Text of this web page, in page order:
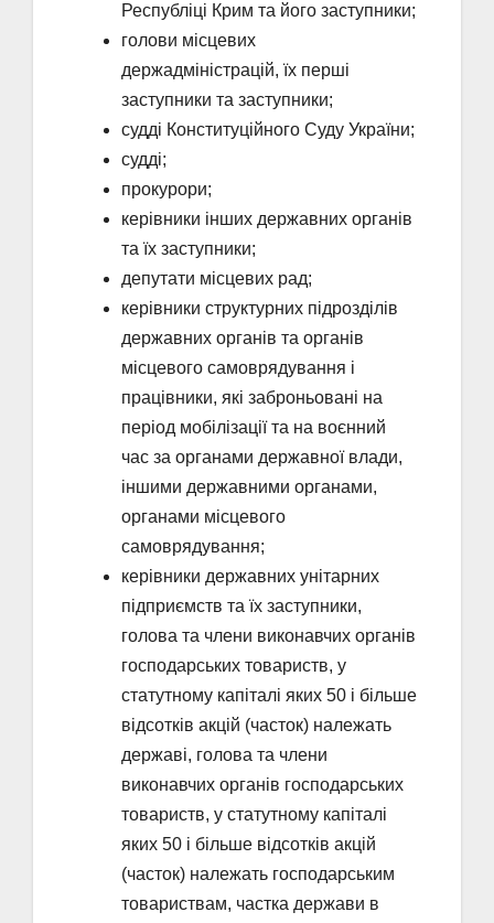
Республіці Крим та його заступники;
голови місцевих
держадміністрацій, їх перші
заступники та заступники;
судді Конституційного Суду України;
судді;
прокурори;
керівники інших державних органів
та їх заступники;
депутати місцевих рад;
керівники структурних підрозділів
державних органів та органів
місцевого самоврядування і
працівники, які заброньовані на
період мобілізації та на воєнний
час за органами державної влади,
іншими державними органами,
органами місцевого
самоврядування;
керівники державних унітарних
підприємств та їх заступники,
голова та члени виконавчих органів
господарських товариств, у
статутному капіталі яких 50 і більше
відсотків акцій (часток) належать
державі, голова та члени
виконавчих органів господарських
товариств, у статутному капіталі
яких 50 і більше відсотків акцій
(часток) належать господарським
товариствам, частка держави в